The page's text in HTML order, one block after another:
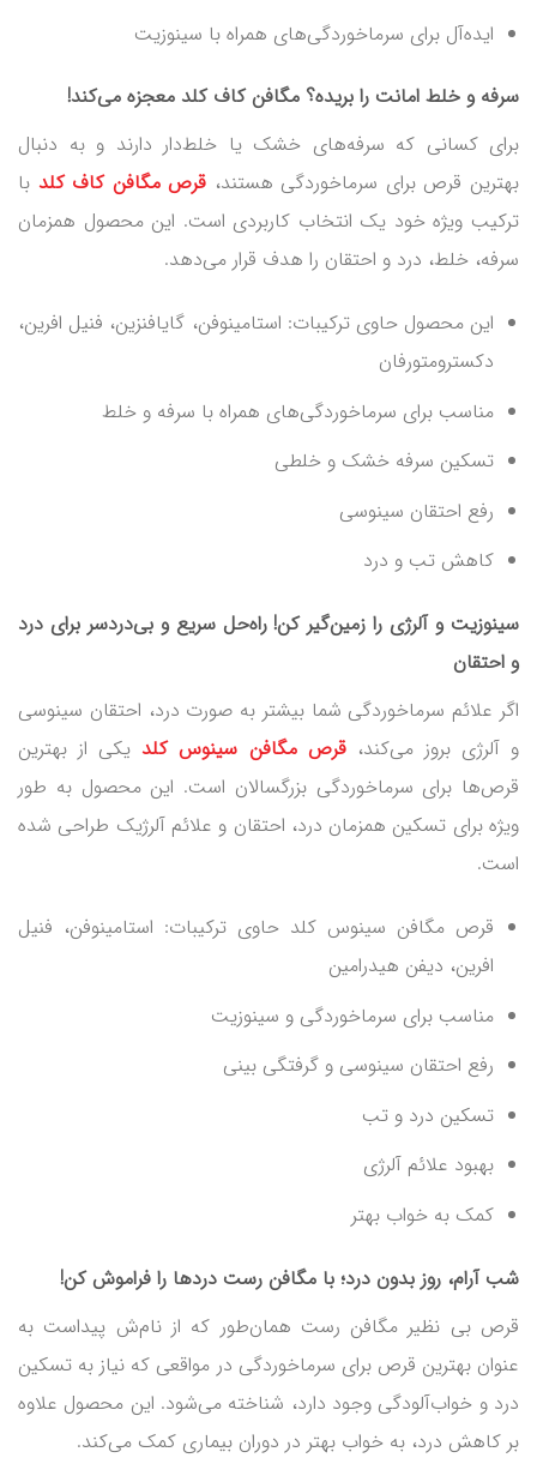
ایده‌آل برای سرماخوردگی‌های همراه با سینوزیت
سرفه و خلط امانت را بریده؟ مگافن کاف کلد معجزه می‌کند!
برای کسانی که سرفه‌های خشک یا خلط‌دار دارند و به دنبال
بهترین قرص برای سرماخوردگی هستند، قرص مگافن کاف کلد با
ترکیب ویژه خود یک انتخاب کاربردی است. این محصول همزمان
سرفه، خلط، درد و احتقان را هدف قرار می‌دهد.
این محصول حاوی ترکیبات: استامینوفن، گایافنزین، فنیل افرین،
دکسترومتورفان
مناسب برای سرماخوردگی‌های همراه با سرفه و خلط
تسکین سرفه خشک و خلطی
رفع احتقان سینوسی
کاهش تب و درد
سینوزیت و آلرژی را زمین‌گیر کن! راه‌حل سریع و بی‌دردسر برای درد
و احتقان
اگر علائم سرماخوردگی شما بیشتر به صورت درد، احتقان سینوسی
و آلرژی بروز می‌کند،قرص مگافن سینوس کلد یکی از بهترین
قرص‌ها برای سرماخوردگی بزرگسالان است. این محصول به طور
ویژه برای تسکین همزمان درد، احتقان و علائم آلرژیک طراحی شده
است.
قرص مگافن سینوس کلد حاوی ترکیبات: استامینوفن، فنیل
افرین، دیفن هیدرامین
مناسب برای سرماخوردگی و سینوزیت
رفع احتقان سینوسی و گرفتگی بینی
تسکین درد و تب
بهبود علائم آلرژی
کمک به خواب بهتر
شب آرام، روز بدون درد؛ با مگافن رست دردها را فراموش کن!
قرص بی نظیر مگافن رست همان‌طور که از نام‌ش پیداست به
عنوان بهترین قرص برای سرماخوردگی در مواقعی که نیاز به تسکین
درد و خواب‌آلودگی وجود دارد، شناخته می‌شود. این محصول علاوه
بر کاهش درد، به خواب بهتر در دوران بیماری کمک می‌کند.